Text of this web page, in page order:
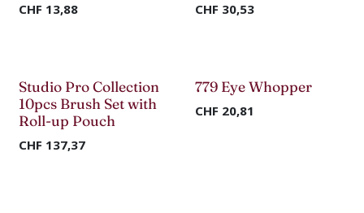
CHF 13,88 CHF 30,53
Studio Pro Collection
10pcs Brush Set with
Roll-up Pouch
CHF 137,37
779 Eye Whopper
CHF 20,81